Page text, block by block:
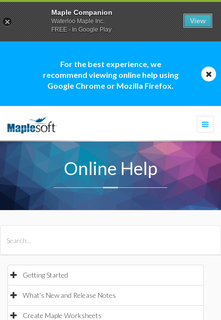
For the best experience, we
recommend viewing online help using
Google Chrome or Mozilla Firefox.
Online Help
Getting Started
What's New and Release Notes
Create Maple Worksheets
Maple Companion
Waterloo Maple Inc.
FREE - In Google Play
View